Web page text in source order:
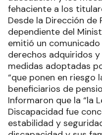
fehaciente a los
Desde la Dirección de
dependiente del
emitió un
derechos adquiridos
medidas adoptadas
“que ponen en riesgo
beneficiarios de
Informaron que la “la
Discapacidad fue
estabilidad y